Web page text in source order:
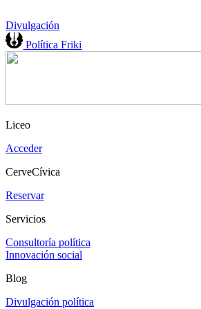
Divulgación
Política Friki
Liceo
Acceder
CerveCívica
Reservar
Servicios
Consultoría política
Innovación social
Blog
Divulgación política